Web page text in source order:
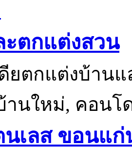
ตกแต่งสวน
ยตกแต่งบ้าน
านใหม่, คอนโ
นเลส ขอนแก่